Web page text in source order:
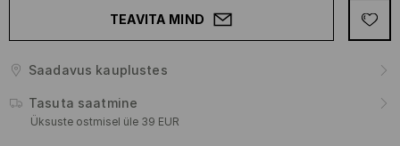
TEAVITA MIND
Saadavus kauplustes
Tasuta saatmine
Üksuste ostmisel üle 39 EUR